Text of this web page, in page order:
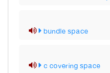
bundle space
c covering space